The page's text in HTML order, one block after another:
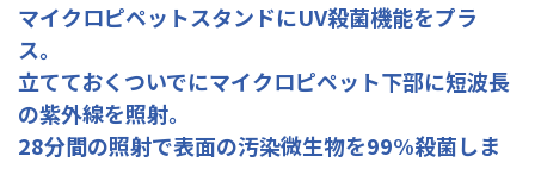
マイクロピペットスタンドにUV殺菌機能をプラ
ス。
立てておくついでにマイクロピペット下部に短波長
の紫外線を照射。
28分間の照射で表面の汚染微生物を99%殺菌しま